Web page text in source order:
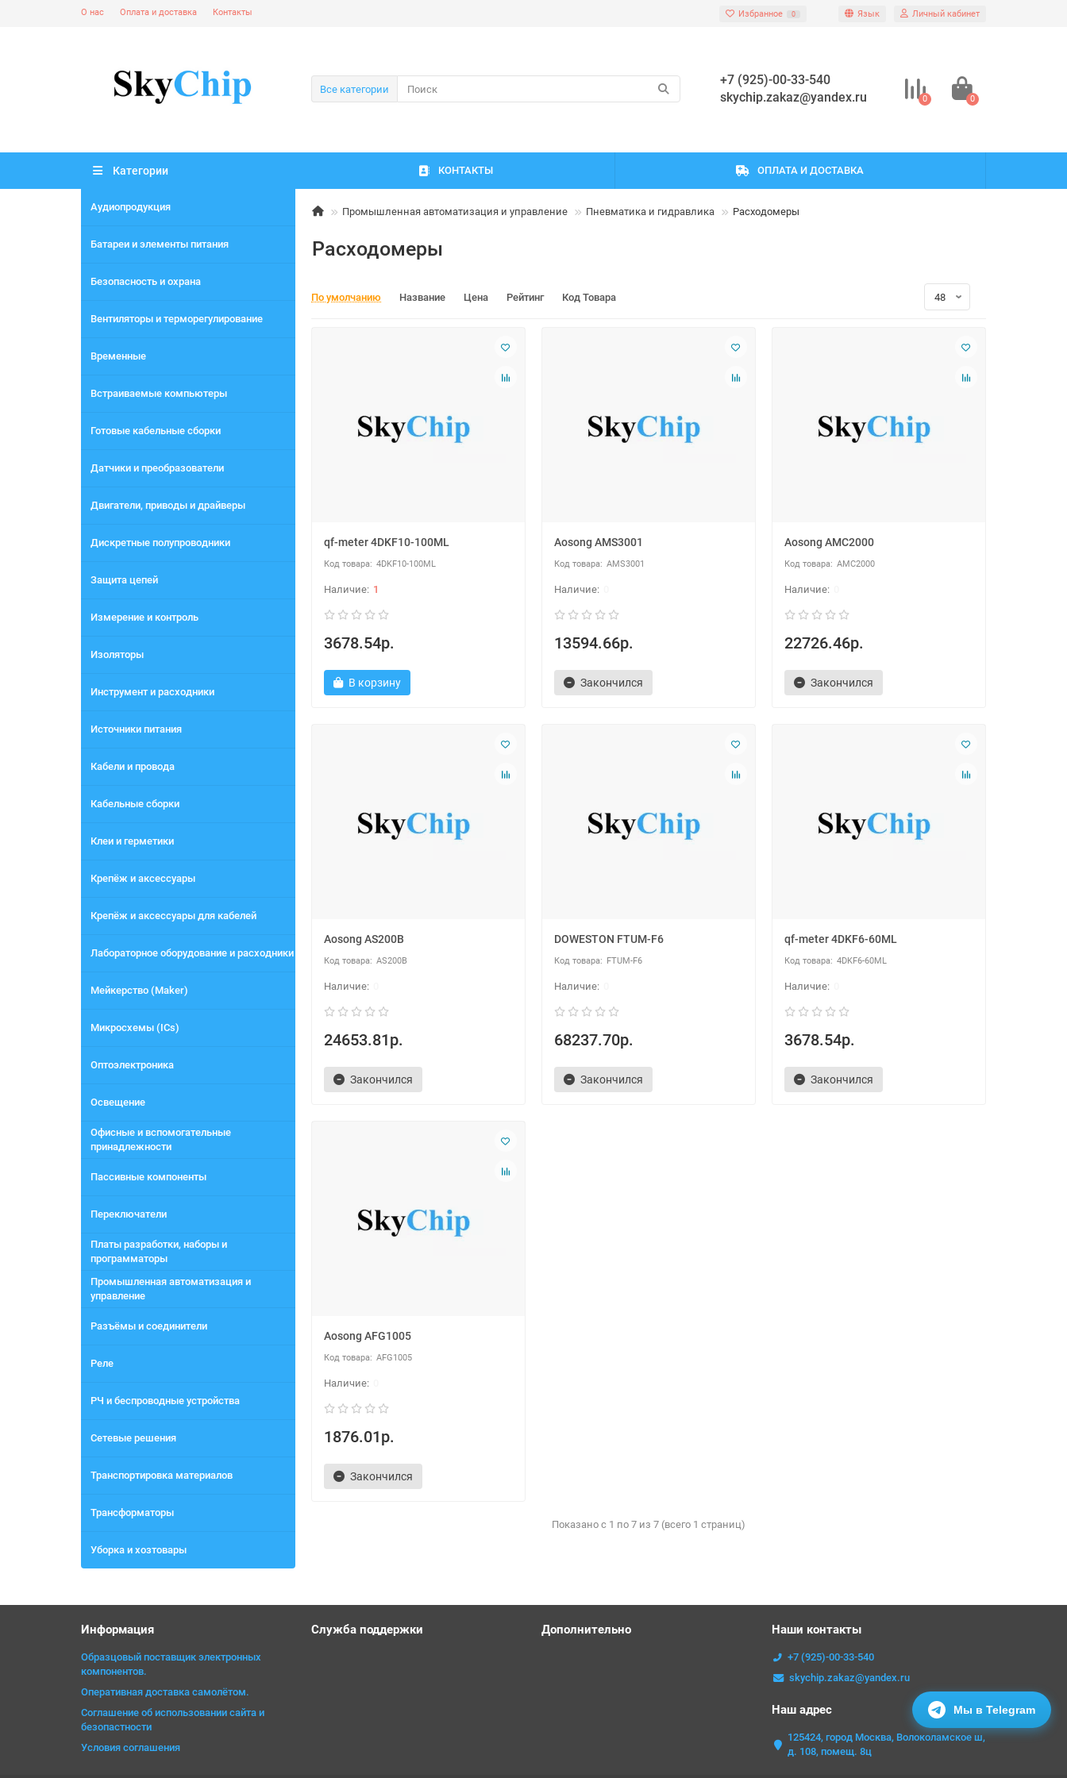
Мы в Telegram
О нас Оплата и доставка Контакты Избранное 0 Язык Личный кабинет
Все категории
+7 (925)-00-33-540
skychip.zakaz@yandex.ru
0 0
Категории
Аудиопродукция
Батареи и элементы питания
Безопасность и охрана
Вентиляторы и терморегулирование
Временные
Встраиваемые компьютеры
Готовые кабельные сборки
Датчики и преобразователи
Двигатели, приводы и драйверы
Дискретные полупроводники
Защита цепей
Измерение и контроль
Изоляторы
Инструмент и расходники
Источники питания
Кабели и провода
Кабельные сборки
Клеи и герметики
Крепёж и аксессуары
Крепёж и аксессуары для кабелей
Лабораторное оборудование и расходники
Мейкерство (Maker)
Микросхемы (ICs)
Оптоэлектроника
Освещение
Офисные и вспомогательные
принадлежности
Пассивные компоненты
Переключатели
Платы разработки, наборы и
программаторы
Промышленная автоматизация и
управление
Разъёмы и соединители
Реле
РЧ и беспроводные устройства
Сетевые решения
Транспортировка материалов
Трансформаторы
Уборка и хозтовары
КОНТАКТЫ ОПЛАТА И ДОСТАВКА
Промышленная автоматизация и управление Пневматика и гидравлика Расходомеры
Расходомеры
По умолчанию Название Цена Рейтинг Код Товара
qf-meter 4DKF10-100ML
4DKF10-100ML
1
3678.54р.
В корзину
Aosong AMS3001
AMS3001
13594.66р.
Закончился
Aosong AMC2000
AMC2000
22726.46р.
Закончился
Aosong AS200B
AS200B
24653.81р.
Закончился
DOWESTON FTUM-F6
FTUM-F6
68237.70р.
Закончился
qf-meter 4DKF6-60ML
4DKF6-60ML
3678.54р.
Закончился
Aosong AFG1005
AFG1005
1876.01р.
Закончился
Показано с 1 по 7 из 7 (всего 1 страниц)
Информация
Образцовый поставщик электронных
компонентов.
Оперативная доставка самолётом.
Соглашение об использовании сайта и
безопастности
Условия соглашения
Служба поддержки Дополнительно Наши контакты
+7 (925)-00-33-540
skychip.zakaz@yandex.ru
Наш адрес
125424, город Москва, Волоколамское ш,
д. 108, помещ. 8ц